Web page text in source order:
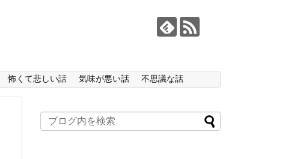
怖くて悲しい話 気味が悪い話 不思議な話